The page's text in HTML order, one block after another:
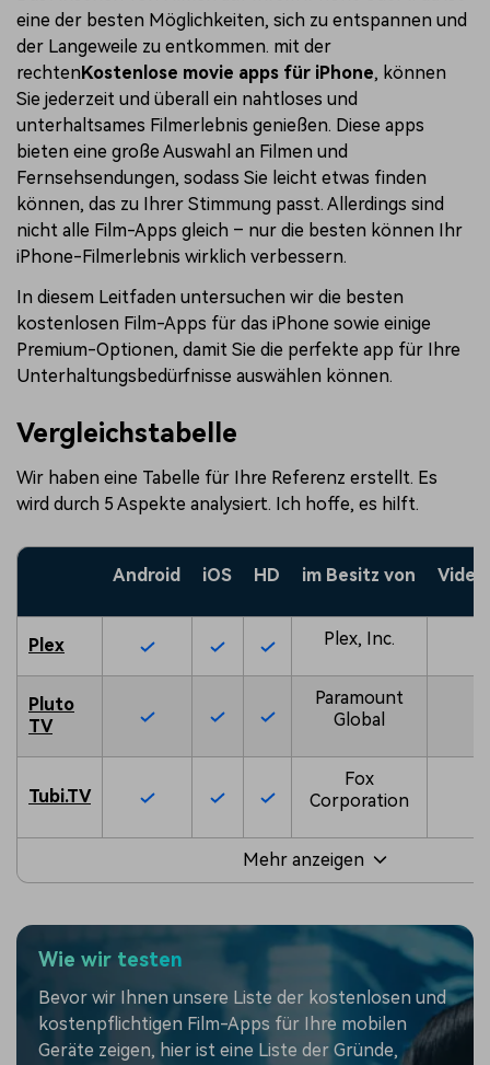
eine der besten Möglichkeiten, sich zu entspannen und
der Langeweile zu entkommen. mit der
rechten Kostenlose movie apps für iPhone, können
Sie jederzeit und überall ein nahtloses und
unterhaltsames Filmerlebnis genießen. Diese apps
bieten eine große Auswahl an Filmen und
Fernsehsendungen, sodass Sie leicht etwas finden
können, das zu Ihrer Stimmung passt. Allerdings sind
nicht alle Film-Apps gleich – nur die besten können Ihr
iPhone-Filmerlebnis wirklich verbessern.
In diesem Leitfaden untersuchen wir die besten
kostenlosen Film-Apps für das iPhone sowie einige
Premium-Optionen, damit Sie die perfekte app für Ihre
Unterhaltungsbedürfnisse auswählen können.
Vergleichstabelle
Wir haben eine Tabelle für Ihre Referenz erstellt. Es
wird durch 5 Aspekte analysiert. Ich hoffe, es hilft.
Android iOS HD im Besitz von
Plex Plex, Inc.
Pluto
TV
Paramount
Global
Tubi.TV
Fox
Corporation
Mehr anzeigen
Wie wir testen
Bevor wir Ihnen unsere Liste der kostenlosen und
kostenpflichtigen Film-Apps für Ihre mobilen
Geräte zeigen, hier ist eine Liste der Gründe,